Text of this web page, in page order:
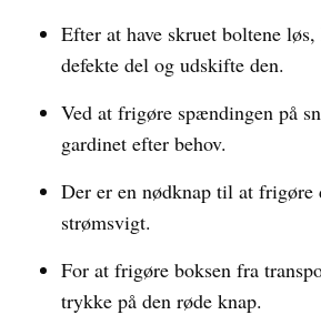
Efter at have skruet boltene
defekte del og udskifte den.
Ved at frigøre spændingen på
gardinet efter behov.
Der er en nødknap til at
strømsvigt.
For at frigøre boksen fra
trykke på den røde knap.